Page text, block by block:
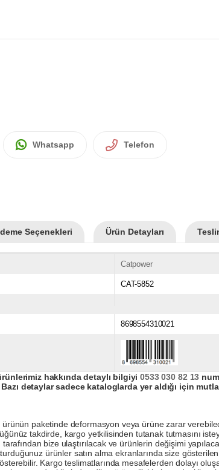
Whatsapp Telefon
Seçenekleri Ürün Detayları
Catpower
CAT-5852
8698554310021
hakkında detaylı bilgiyi0533 030 82 13
detaylar sadece kataloglarda yer aldığı için
paketinde deformasyon veya ürüne zarar
takdirde, kargo yetkilisinden tutanak tutmasını
bize ulaştırılacak ve ürünlerin değişimi
ürünler satın alma ekranlarında size
Kargo teslimatlarında mesafelerden dolayı